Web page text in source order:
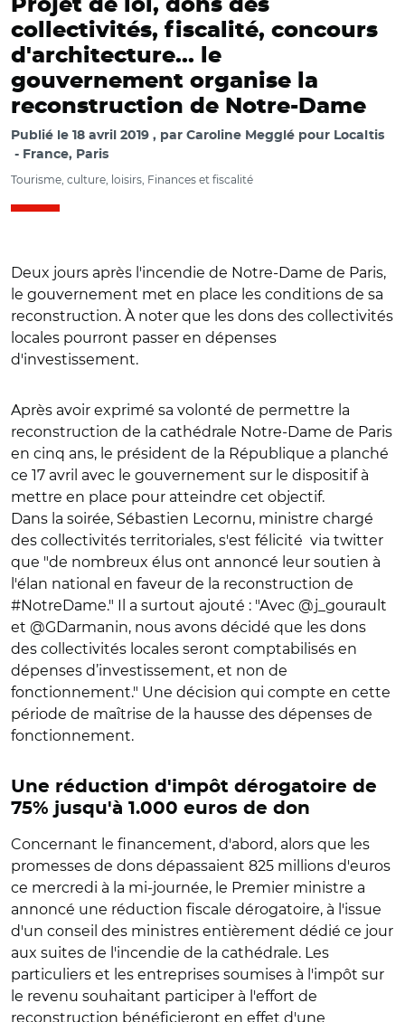
Projet de loi, dons des
collectivités, fiscalité, concours
d'architecture... le
gouvernement organise la
reconstruction de Notre-Dame
Publié le 18 avril 2019 par Caroline Megglé pour Localtis
France, Paris
Tourisme, culture, loisirs, Finances et fiscalité
Deux jours après l'incendie de Notre-Dame de Paris,
le gouvernement met en place les conditions de sa
reconstruction. À noter que les dons des collectivités
locales pourront passer en dépenses
d'investissement.
Après avoir exprimé sa volonté de permettre la
reconstruction de la cathédrale Notre-Dame de Paris
en cinq ans, le président de la République a planché
ce 17 avril avec le gouvernement sur le dispositif à
mettre en place pour atteindre cet objectif.
Dans la soirée, Sébastien Lecornu, ministre chargé
des collectivités territoriales, s'est félicité via twitter
que "de nombreux élus ont annoncé leur soutien à
l'élan national en faveur de la reconstruction de
#NotreDame." Il a surtout ajouté : "Avec @j_gourault
et @GDarmanin, nous avons décidé que les dons
des collectivités locales seront comptabilisés en
dépenses d’investissement, et non de
fonctionnement." Une décision qui compte en cette
période de maîtrise de la hausse des dépenses de
fonctionnement.
Une réduction d'impôt dérogatoire de
75% jusqu'à 1.000 euros de don
Concernant le financement, d'abord, alors que les
promesses de dons dépassaient 825 millions d'euros
ce mercredi à la mi-journée, le Premier ministre a
annoncé une réduction fiscale dérogatoire, à l'issue
d'un conseil des ministres entièrement dédié ce jour
aux suites de l'incendie de la cathédrale. Les
particuliers et les entreprises soumises à l'impôt sur
le revenu souhaitant participer à l'effort de
reconstruction bénéficieront en effet d'une